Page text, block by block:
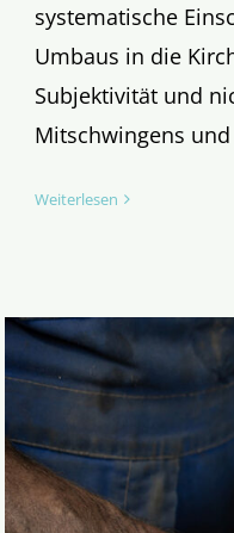
systematische
Umbaus in die
Subjektivität und
Mitschwingens
Weiterlesen